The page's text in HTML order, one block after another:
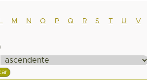
M N O P Q R S T U
V